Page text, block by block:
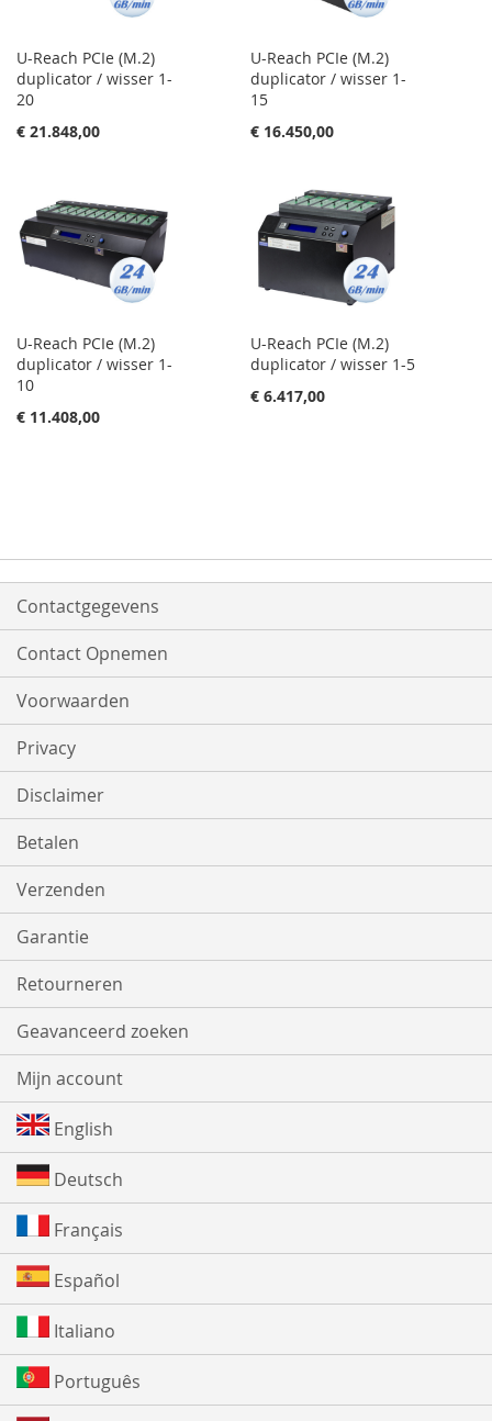
U-Reach PCIe (M.2)
duplicator / wisser 1-
20
€ 21.848,00
U-Reach PCIe (M.2)
duplicator / wisser 1-
15
€ 16.450,00
U-Reach PCIe (M.2)
duplicator / wisser 1-
10
€ 11.408,00
U-Reach PCIe (M.2)
duplicator / wisser 1-5
€ 6.417,00
Contactgegevens
Contact Opnemen
Voorwaarden
Privacy
Disclaimer
Betalen
Verzenden
Garantie
Retourneren
Geavanceerd zoeken
Mijn account
English
Deutsch
Français
Español
Italiano
Português